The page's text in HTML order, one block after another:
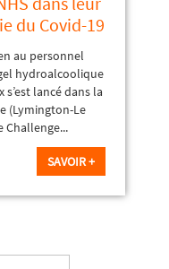
du Covid-19
au personnel
hydroalcoolique
s’est lancé dans la
(Lymington-Le
Challenge...
SAVOIR +